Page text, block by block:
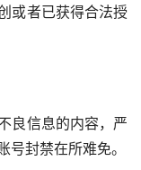
或者已获得合法授
良信息的内容，严
封禁在所难免。